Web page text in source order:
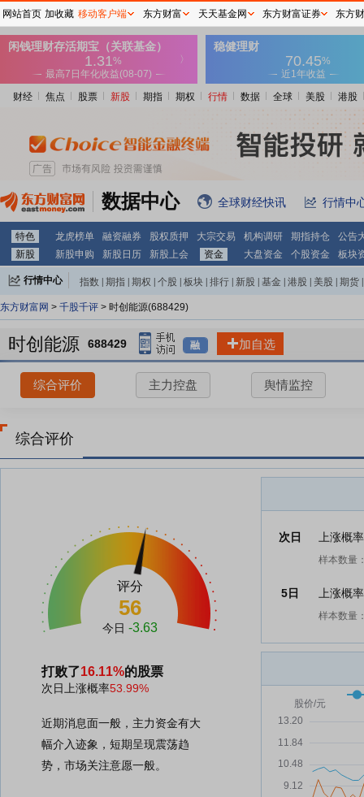
财经 焦点 股票 新股 期指 期权 行情 数据 全球 美股 港股
数据中心 全球财经快讯 行情中
特色 龙虎榜单 融资融券 股权质押 大宗交易 机构调研 期指持仓
公告
新股
新股申购 新股日历 新股上会 资金 大盘资金 个股资金 板块
行情中心 指数 期指 期权 个股 板块 排行 新股 基金 港股 美股 期货
东方财富网 > 千股千评 > 时创能源(688429)
时创能源 688429 融 加自选
综合评价 主力控盘 舆情监控
综合评价
评分
56
今日 -3.63
打败了16.11%的股票
次日上涨概率53.99%
近期消息面一般，主力资金有大
幅介入迹象，短期呈现震荡趋
势，市场关注意愿一般。
次日 上涨概
样本数量
5日 上涨概
样本数量
网站首页 加收藏 移动客户端 东方财富 天天基金网 东方财富证券 东方